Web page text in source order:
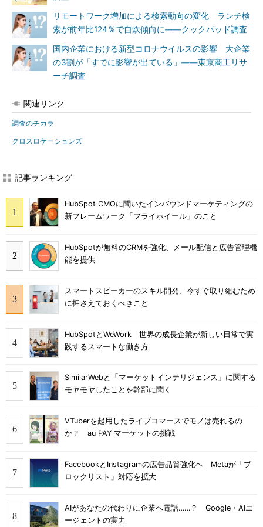
リモートワーク増加による検索動向の変化 ランチ検
索が前年比124％で自炊傾向に――クックパッド調査
国内企業における新型コロナウイルスの影響 大企業
の3割が「すでに影響が出ている」――東京商工リサ
ーチ調査
関連リンク
調査のチカラ
クロスロケーションズ
記事ランキング
HubSpot CMOに聞いたインバウンドマーケティングの
新フレームワーク「フライホイール」のこと
HubSpotが無料のCRMを強化、メール配信と広告管理機
能を提供
スマートスピーカーのスキル開発、今すぐ取り組むため
に押さえておくべきこと
HubSpotとWeWork 世界の成長企業が新しい日常で実
践するスマートな働き方
SimilarWebと「マーケットインテリジェンス」に関する
モヤモヤしたことを幹部に聞く
VTuberを起用したライブコマースでモノは売れるの
か？ au PAY マーケットの挑戦
FacebookとInstagramの広告品質強化へ Metaが「ブ
ロックリスト」対応を拡大
AIがあなたの代わりに企業へ電話……？ Google・AIエ
ージェントの実力